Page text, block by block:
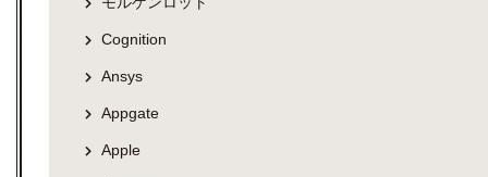
Cognition
Ansys
Appgate
Apple